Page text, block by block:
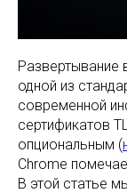
Развертывание
одной из
современной
сертификатов
опциональным (
Chrome
В этой статье